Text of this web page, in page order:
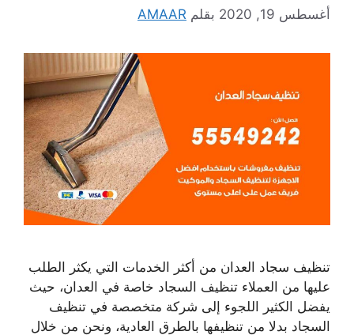
أغسطس 19, 2020 بقلم AMAAR
تنظيف سجاد العدان من أكثر الخدمات التي يكثر الطلب
عليها من العملاء تنظيف السجاد خاصة في العدان، حيث
يفضل الكثير اللجوء إلى شركة متخصصة في تنظيف
السجاد بدلا من تنظيفها بالطرق العادية، ونحن من خلال